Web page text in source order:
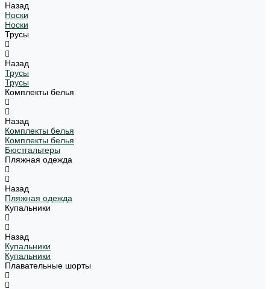
Назад
Носки
Носки
Трусы
Назад
Трусы
Трусы
Комплекты белья
Назад
Комплекты белья
Комплекты белья
Бюстгальтеры
Пляжная одежда
Назад
Пляжная одежда
Купальники
Назад
Купальники
Купальники
Плавательные шорты